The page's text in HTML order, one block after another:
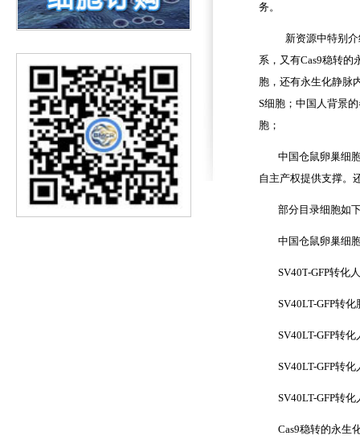
务。
新资源中特别
系，又有Cas9稳转的
胞，还有永生化静脉
S细胞；中国人背景
胞；
中国仓鼠卵巢细
自主产权提供支撑。
部分目录细胞如
中国仓鼠卵巢细
SV40T-GFP转化
SV40LT-GFP转
SV40LT-GFP转
SV40LT-GFP转
SV40LT-GFP转
Cas9稳转的永生